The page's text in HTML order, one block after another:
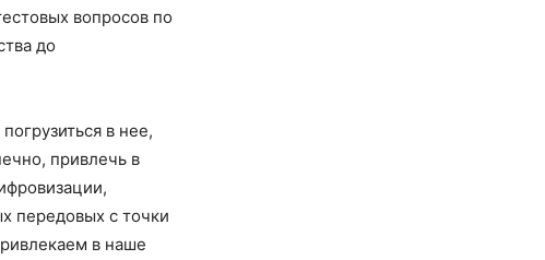
вопросов по
до
в нее,
привлечь в
передовых с точки
в наше